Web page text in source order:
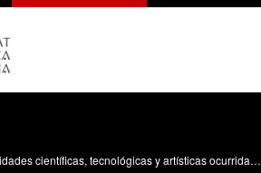
Divulgación de las actividades científicas, tecnológicas y artísticas ocurridas en los tres campus de la UPV